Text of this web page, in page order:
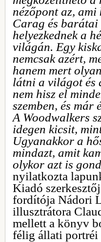
nézőpont az,
Carag és
helyezkednek a
világán. Egy
nemcsak azért,
hanem mert
látni a világot és
nem hisz el
szemben, és már
A Woodwalkers
idegen kicsit,
Ugyanakkor a
mindazt, amit
olykor azt is
nyilatkozta
Kiadó
fordítója Nádori
illusztrátora
mellett a könyv
félig állati portréi